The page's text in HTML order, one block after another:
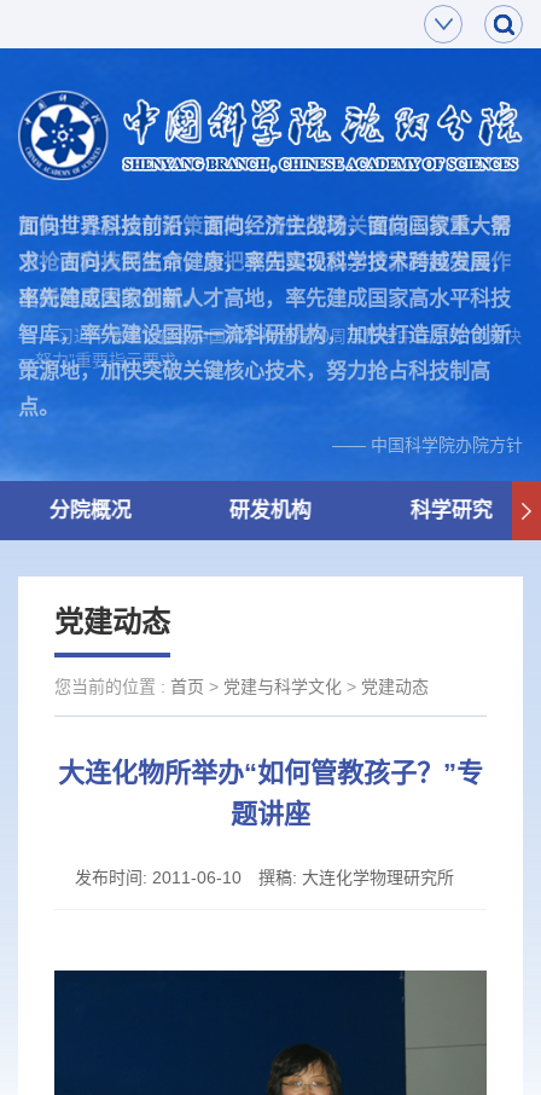
面向世界科技前沿，面向经济主战场，面向国家重大需
求，面向人民生命健康，率先实现科学技术跨越发展，
率先建成国家创新人才高地，率先建成国家高水平科技
智库，率先建设国际一流科研机构，加快打造原始创新
策源地，加快突破关键核心技术，努力抢占科技制高
点。
—— 中国科学院办院方针
加快打造原始创新策源地，加快突破关键核心技术，努
力抢占科技制高点，为把我国建设成为世界科技强国作
出新的更大的贡献。
—— 习近平总书记在致中国科学院建院70周年贺信中作出的“两加快
一努力”重要指示要求
分院概况 研发机构 科学研究
党建动态
您当前的位置 : 首页 > 党建与科学文化 > 党建动态
大连化物所举办“如何管教孩子？”专
题讲座
发布时间: 2011-06-10 撰稿: 大连化学物理研究所